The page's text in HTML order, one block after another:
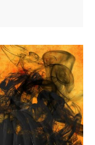
par le Comité des